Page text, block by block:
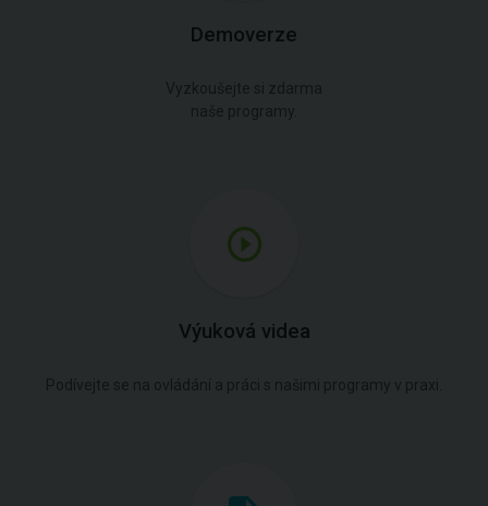
Demoverze
Vyzkoušejte si zdarma
naše programy.
Výuková videa
Podívejte se na ovládání a práci s našimi programy v praxi.